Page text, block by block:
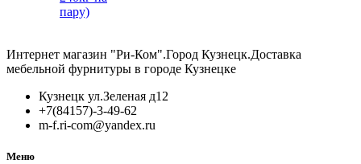
с
Интернет магазин "Ри-Ком".Город Кузнецк.Доставка
мебельной фурнитуры в городе Кузнецке
Кузнецк ул.Зеленая д12
+7(84157)-3-49-62
m-f.ri-com@yandex.ru
Меню